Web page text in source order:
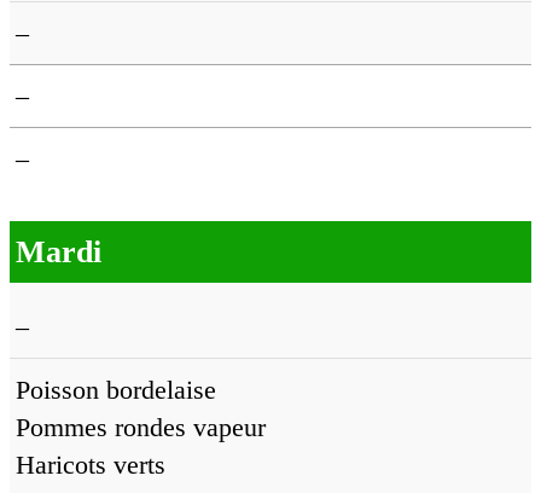
–
–
–
Mardi
–
Poisson bordelaise
Pommes rondes vapeur
Haricots verts